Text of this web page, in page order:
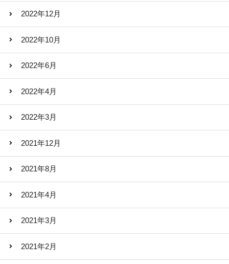
2022年12月
2022年10月
2022年6月
2022年4月
2022年3月
2021年12月
2021年8月
2021年4月
2021年3月
2021年2月